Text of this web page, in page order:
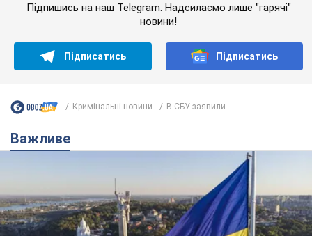
Підпишись на наш Telegram. Надсилаємо лише "гарячі"
новини!
Підписатись Підписатись
Кримінальні новини В СБУ заявили...
Важливе